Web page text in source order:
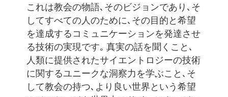
これは教会の物語､そのビジョンであり､そ
してすべての人のために､その目的と希望
を達成するコミュニケーションを発達させ
る技術の実現です｡ 真実の話を聞くこと､
人類に提供されたサイエントロジーの技術
に関するユニークな洞察力を学ぶこと､そ
して教会の持つ､より良い世界という希望